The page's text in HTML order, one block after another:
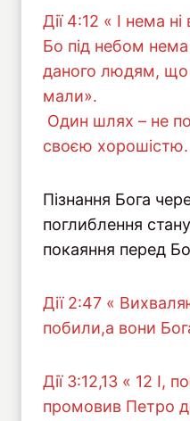
Дiї 4:12 « І нема ні
Бо під небом
даного людям,
мали».
Один шлях – не
своєю хорошістю.
Пізнання Бога
поглиблення
покаяння перед
Дії 2:47 «
побили,а вони
Дiї 3:12,13 « 12 І,
промовив Петро